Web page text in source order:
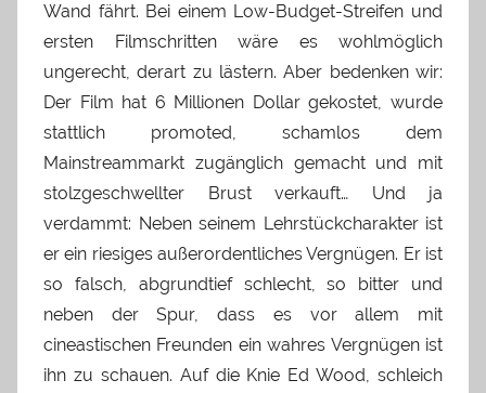
Wand fährt. Bei einem Low-Budget-Streifen und
ersten Filmschritten wäre es wohlmöglich
ungerecht, derart zu lästern. Aber bedenken wir:
Der Film hat 6 Millionen Dollar gekostet, wurde
stattlich promoted, schamlos dem
Mainstreammarkt zugänglich gemacht und mit
stolzgeschwellter Brust verkauft… Und ja
verdammt: Neben seinem Lehrstückcharakter ist
er ein riesiges außerordentliches Vergnügen. Er ist
so falsch, abgrundtief schlecht, so bitter und
neben der Spur, dass es vor allem mit
cineastischen Freunden ein wahres Vergnügen ist
ihn zu schauen. Auf die Knie Ed Wood, schleich